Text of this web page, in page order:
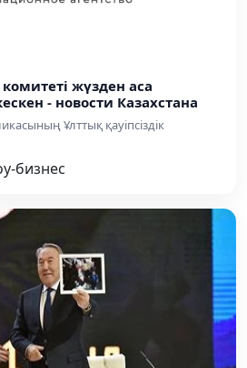
комитеті жүзден аса
- новости Казахстана
Ұлттық қауіпсіздік
бизнес